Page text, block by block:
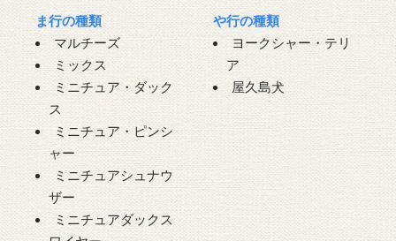
ま行の種類
マルチーズ
ミックス
ミニチュア・ダック
ス
ミニチュア・ピンシ
ャー
ミニチュアシュナウ
ザー
ミニチュアダックス
や行の種類
ヨークシャー・テリ
ア
屋久島犬